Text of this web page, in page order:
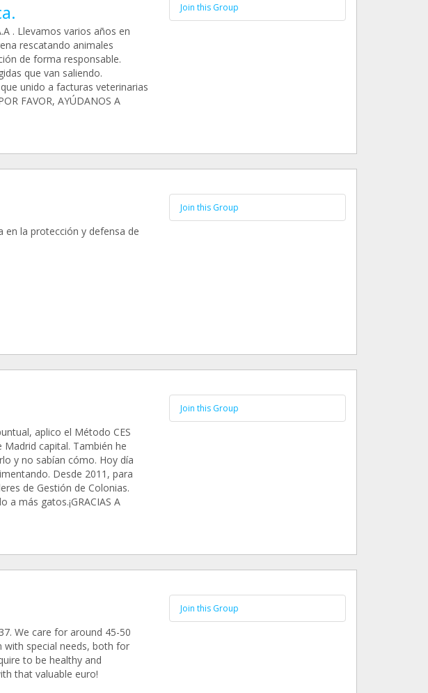
. Llevamos varios años en
rescatando animales
de forma responsable.
que van saliendo.
unido a facturas veterinarias
FAVOR, AYÚDANOS A
Join this Group
en la protección y defensa de
Join this Group
aplico el Método CES
capital. También he
y no sabían cómo. Hoy día
Desde 2011, para
de Gestión de Colonias.
más gatos.¡GRACIAS A
Join this Group
We care for around 45-50
special needs, both for
to be healthy and
that valuable euro!
Join this Group